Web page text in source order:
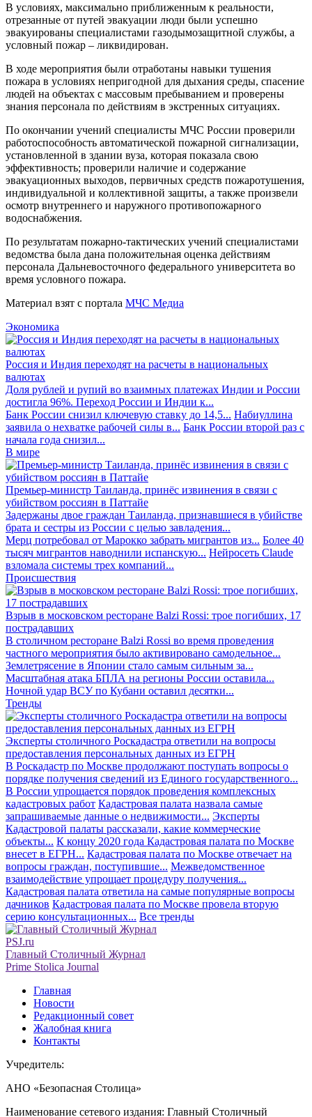
В условиях, максимально приближенным к реальности,
отрезанные от путей эвакуации люди были успешно
эвакуированы специалистами газодымозащитной службы, а
условный пожар – ликвидирован.
В ходе мероприятия были отработаны навыки тушения
пожара в условиях непригодной для дыхания среды, спасение
людей на объектах с массовым пребыванием и проверены
знания персонала по действиям в экстренных ситуациях.
По окончании учений специалисты МЧС России проверили
работоспособность автоматической пожарной сигнализации,
установленной в здании вуза, которая показала свою
эффективность; проверили наличие и содержание
эвакуационных выходов, первичных средств пожаротушения,
индивидуальной и коллективной защиты, а также произвели
осмотр внутреннего и наружного противопожарного
водоснабжения.
По результатам пожарно-тактических учений специалистами
ведомства была дана положительная оценка действиям
персонала Дальневосточного федерального университета во
время условного пожара.
Материал взят с портала МЧС Медиа
Экономика
Россия и Индия переходят на расчеты в национальных
валютах
Доля рублей и рупий во взаимных платежах Индии и России
достигла 96%. Переход России и Индии к...
Банк России снизил ключевую ставку до 14,5... Набиуллина
заявила о нехватке рабочей силы в... Банк России второй раз с
начала года снизил...
В мире
Премьер-министр Таиланда, принёс извинения в связи с
убийством россиян в Паттайе
Задержаны двое граждан Таиланда, признавшиеся в убийстве
брата и сестры из России с целью завладения...
Мерц потребовал от Марокко забрать мигрантов из... Более 40
тысяч мигрантов наводнили испанскую... Нейросеть Claude
взломала системы трех компаний...
Происшествия
Взрыв в московском ресторане Balzi Rossi: трое погибших, 17
пострадавших
В столичном ресторане Balzi Rossi во время проведения
частного мероприятия было активировано самодельное...
Землетрясение в Японии стало самым сильным за...
Масштабная атака БПЛА на регионы России оставила...
Ночной удар ВСУ по Кубани оставил десятки...
Тренды
Эксперты столичного Роскадастра ответили на вопросы
предоставления персональных данных из ЕГРН
В Роскадастр по Москве продолжают поступать вопросы о
порядке получения сведений из Единого государственного...
В России упрощается порядок проведения комплексных
кадастровых работ Кадастровая палата назвала самые
запрашиваемые данные о недвижимости... Эксперты
Кадастровой палаты рассказали, какие коммерческие
объекты... К концу 2020 года Кадастровая палата по Москве
внесет в ЕГРН... Кадастровая палата по Москве отвечает на
вопросы граждан, поступившие... Межведомственное
взаимодействие упрощает процедуру получения...
Кадастровая палата ответила на самые популярные вопросы
дачников Кадастровая палата по Москве провела вторую
серию консультационных... Все тренды
PSJ.ru
Главный Столичный Журнал
Prime Stolica Journal
Главная
Новости
Редакционный совет
Жалобная книга
Контакты
Учредитель:
АНО «Безопасная Столица»
Наименование сетевого издания: Главный Столичный